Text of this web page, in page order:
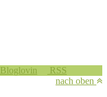
Bloglovin
RSS
nach oben